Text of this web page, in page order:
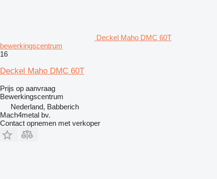
Deckel Maho DMC 60T
bewerkingscentrum
16
Deckel Maho DMC 60T
Prijs op aanvraag
Bewerkingscentrum
Nederland, Babberich
Mach4metal bv.
Contact opnemen met verkoper